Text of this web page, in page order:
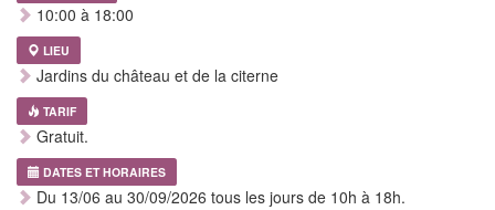
10:00 à 18:00
LIEU
Jardins du château et de la citerne
TARIF
Gratuit.
DATES ET HORAIRES
Du 13/06 au 30/09/2026 tous les jours de 10h à 18h.